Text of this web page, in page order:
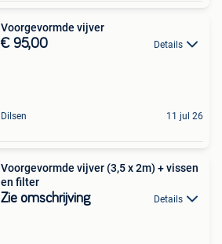
Voorgevormde vijver
€ 95,00 Details
Dilsen 11 jul 26
Voorgevormde vijver (3,5 x 2m) + vissen
en filter
Zie omschrijving Details